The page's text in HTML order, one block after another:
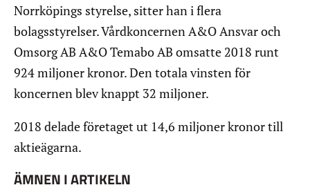
Norrköpings styrelse, sitter han i flera
bolagsstyrelser. Vårdkoncernen A&O Ansvar och
Omsorg AB A&O Temabo AB omsatte 2018 runt
924 miljoner kronor. Den totala vinsten för
koncernen blev knappt 32 miljoner.
2018 delade företaget ut 14,6 miljoner kronor till
aktieägarna.
ÄMNEN I ARTIKELN